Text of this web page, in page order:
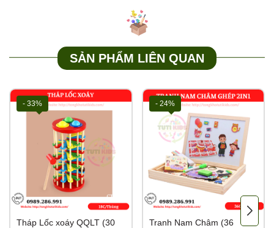
SẢN PHẨM LIÊN QUAN
- 33%
Tháp Lốc xoáy QQLT (30
- 24%
Tranh Nam Châm (36